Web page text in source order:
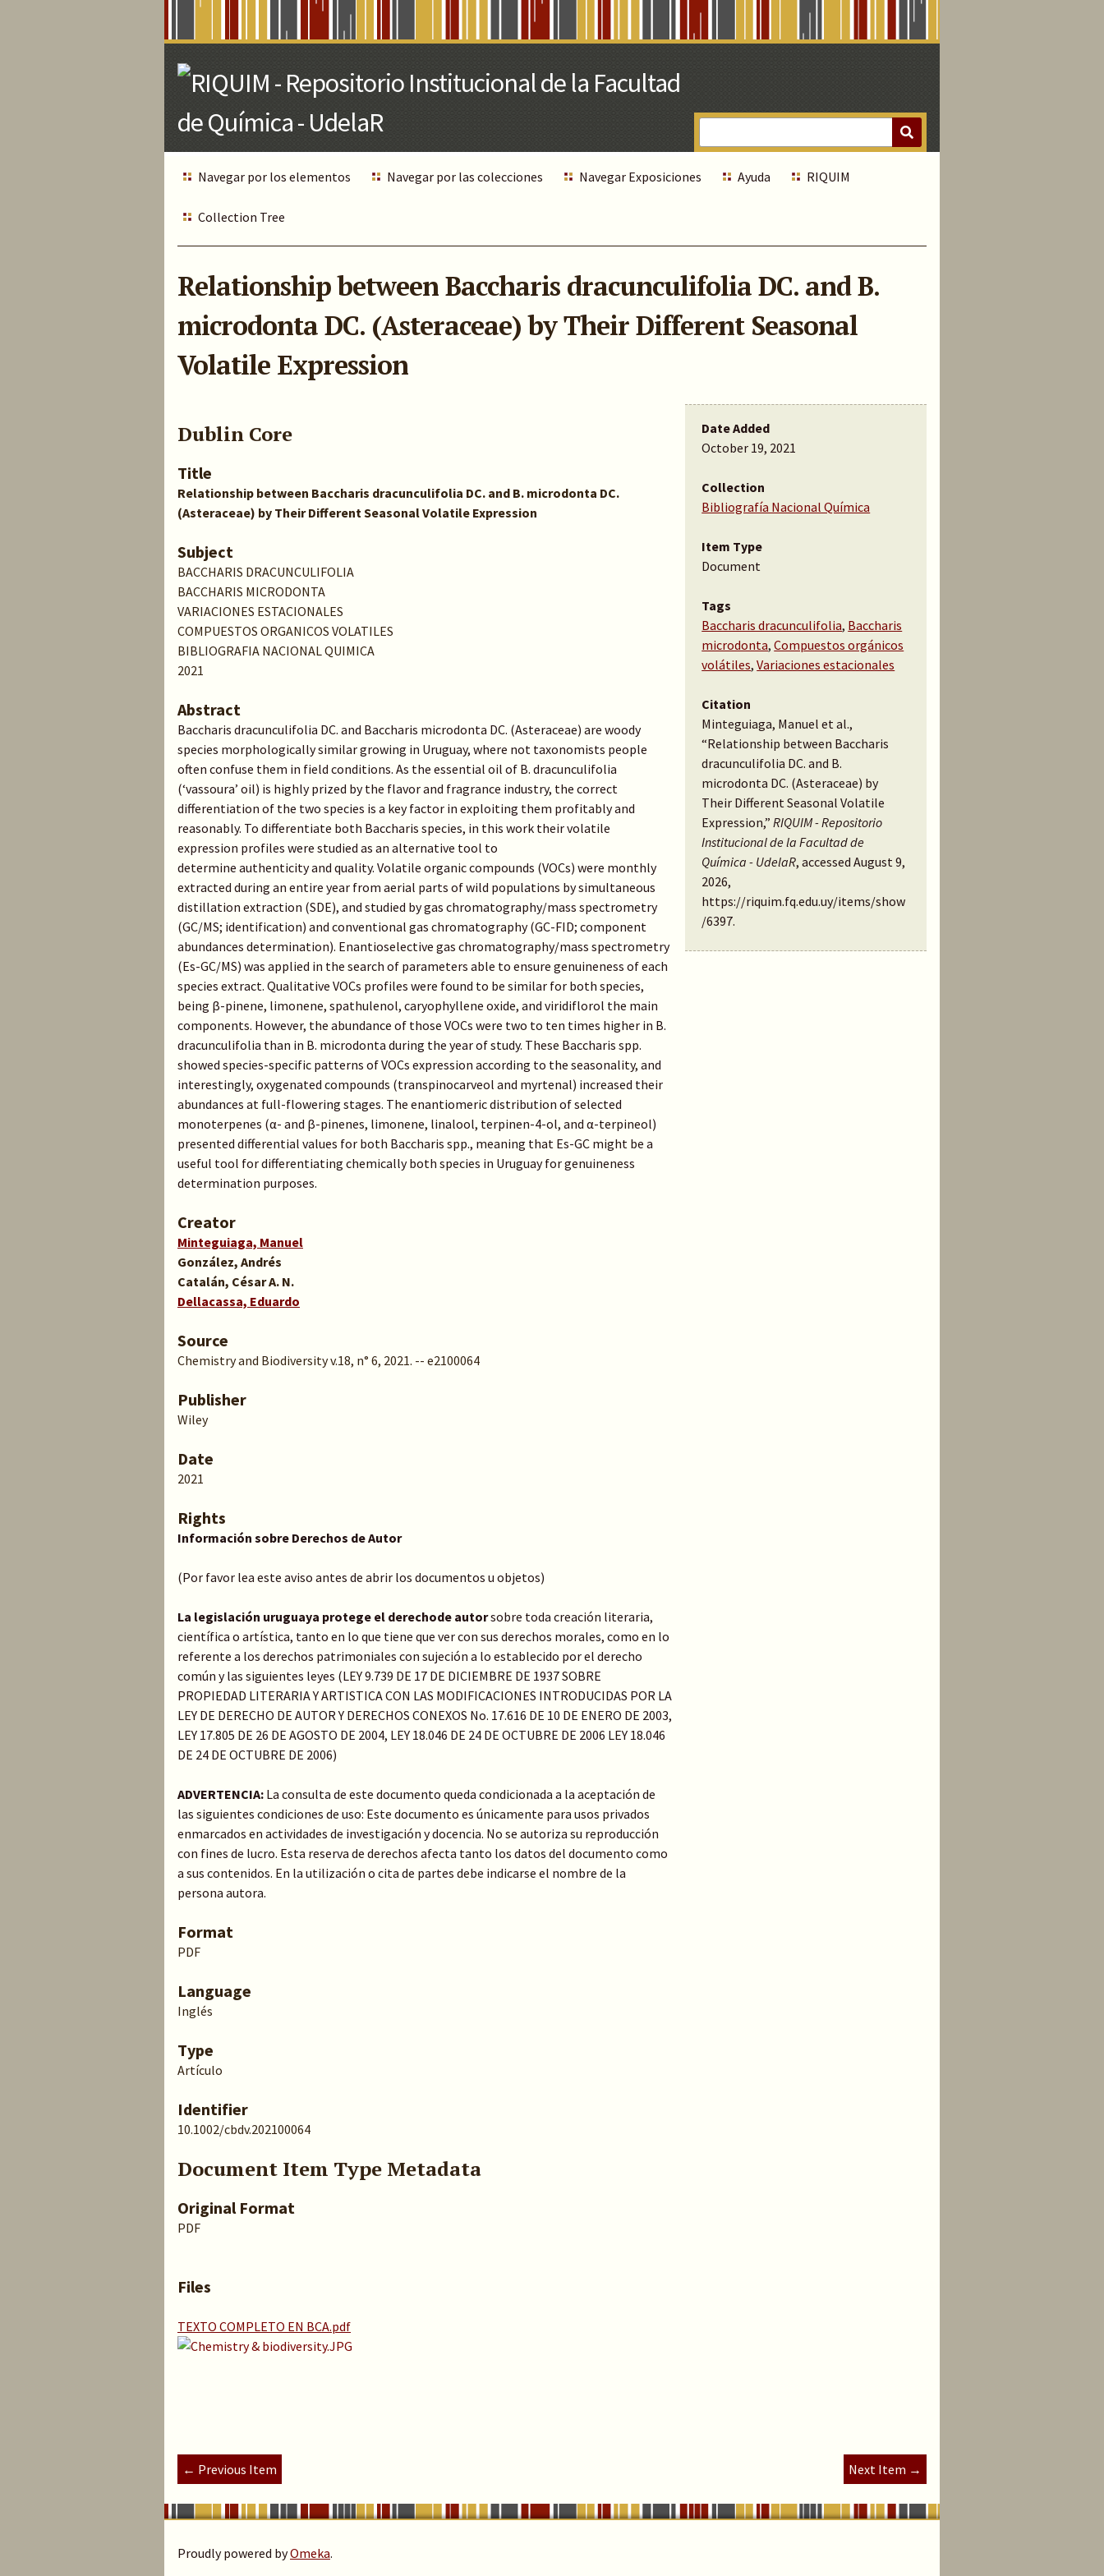
Navegar por los elementos Navegar por las colecciones Navegar Exposiciones Ayuda RIQUIM
Collection Tree
Relationship between Baccharis dracunculifolia DC. and B.
microdonta DC. (Asteraceae) by Their Different Seasonal
Volatile Expression
Dublin Core
Title
Relationship between Baccharis dracunculifolia DC. and B. microdonta DC.
(Asteraceae) by Their Different Seasonal Volatile Expression
Subject
BACCHARIS DRACUNCULIFOLIA
BACCHARIS MICRODONTA
VARIACIONES ESTACIONALES
COMPUESTOS ORGANICOS VOLATILES
BIBLIOGRAFIA NACIONAL QUIMICA
2021
Abstract
Baccharis dracunculifolia DC. and Baccharis microdonta DC. (Asteraceae) are woody
species morphologically similar growing in Uruguay, where not taxonomists people
often confuse them in field conditions. As the essential oil of B. dracunculifolia
(‘vassoura’ oil) is highly prized by the flavor and fragrance industry, the correct
differentiation of the two species is a key factor in exploiting them profitably and
reasonably. To differentiate both Baccharis species, in this work their volatile
expression profiles were studied as an alternative tool to
determine authenticity and quality. Volatile organic compounds (VOCs) were monthly
extracted during an entire year from aerial parts of wild populations by simultaneous
distillation extraction (SDE), and studied by gas chromatography/mass spectrometry
(GC/MS; identification) and conventional gas chromatography (GC-FID; component
abundances determination). Enantioselective gas chromatography/mass spectrometry
(Es-GC/MS) was applied in the search of parameters able to ensure genuineness of each
species extract. Qualitative VOCs profiles were found to be similar for both species,
being β-pinene, limonene, spathulenol, caryophyllene oxide, and viridiflorol the main
components. However, the abundance of those VOCs were two to ten times higher in B.
dracunculifolia than in B. microdonta during the year of study. These Baccharis spp.
showed species-specific patterns of VOCs expression according to the seasonality, and
interestingly, oxygenated compounds (transpinocarveol and myrtenal) increased their
abundances at full-flowering stages. The enantiomeric distribution of selected
monoterpenes (α- and β-pinenes, limonene, linalool, terpinen-4-ol, and α-terpineol)
presented differential values for both Baccharis spp., meaning that Es-GC might be a
useful tool for differentiating chemically both species in Uruguay for genuineness
determination purposes.
Creator
Minteguiaga, Manuel
González, Andrés
Catalán, César A. N.
Dellacassa, Eduardo
Source
Chemistry and Biodiversity v.18, n° 6, 2021. -- e2100064
Publisher
Wiley
Date
2021
Rights
Información sobre Derechos de Autor
(Por favor lea este aviso antes de abrir los documentos u objetos)
La legislación uruguaya protege el derechode autorsobre toda creación literaria,
científica o artística, tanto en lo que tiene que ver con sus derechos morales, como en lo
referente a los derechos patrimoniales con sujeción a lo establecido por el derecho
común y las siguientes leyes (LEY 9.739 DE 17 DE DICIEMBRE DE 1937 SOBRE
PROPIEDAD LITERARIA Y ARTISTICA CON LAS MODIFICACIONES INTRODUCIDAS POR LA
LEY DE DERECHO DE AUTOR Y DERECHOS CONEXOS No. 17.616 DE 10 DE ENERO DE 2003,
LEY 17.805 DE 26 DE AGOSTO DE 2004, LEY 18.046 DE 24 DE OCTUBRE DE 2006 LEY 18.046
DE 24 DE OCTUBRE DE 2006)
ADVERTENCIA: La consulta de este documento queda condicionada a la aceptación de
las siguientes condiciones de uso: Este documento es únicamente para usos privados
enmarcados en actividades de investigación y docencia. No se autoriza su reproducción
con fines de lucro. Esta reserva de derechos afecta tanto los datos del documento como
a sus contenidos. En la utilización o cita de partes debe indicarse el nombre de la
persona autora.
Format
PDF
Language
Inglés
Type
Artículo
Identifier
10.1002/cbdv.202100064
Document Item Type Metadata
Original Format
PDF
Files
TEXTO COMPLETO EN BCA.pdf
Date Added
October 19, 2021
Collection
Bibliografía Nacional Química
Item Type
Document
Tags
Baccharis dracunculifolia, Baccharis
microdonta,Compuestos orgánicos
volátiles,Variaciones estacionales
Citation
Minteguiaga, Manuel et al.,
“Relationship between Baccharis
dracunculifolia DC. and B.
microdonta DC. (Asteraceae) by
Their Different Seasonal Volatile
Expression,”RIQUIM - Repositorio
Institucional de la Facultad de
Química - UdelaR, accessed August 9,
2026,
https://riquim.fq.edu.uy/items/show
/6397.
← Previous Item Next Item →
Proudly powered byOmeka.